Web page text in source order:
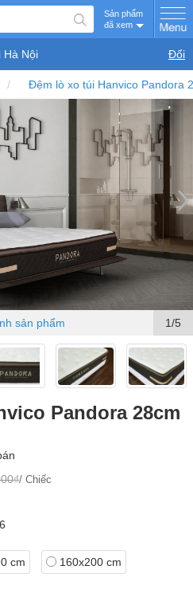
Sản phẩm
đã xem
Hà Nội Đổi
Đệm lò xo túi Hanvico Pandora
1/5
sản phẩm
Pandora 28cm
/ Chiếc
cm 160x200 cm